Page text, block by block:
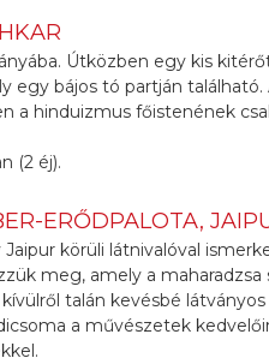
Útközben egy kis
egy bájos tó partján
a hinduizmus főistenének
(2 éj).
ERŐDPALOTA,
Jaipur körüli látnivalóval
meg, amely a
kívülről talán kevésbé
a művészetek